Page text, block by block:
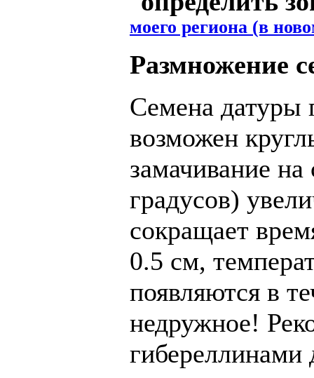
моего региона (в
Размножение
Семена датуры
возможен
замачивание
градусов)
сокращает
0.5 см,
появляются в
недружное!
гибереллинами